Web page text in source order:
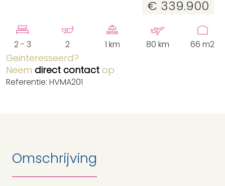
€ 339.900
2 - 3 2 1 km 80 km 66 m2
Geinteresseerd?
Neem direct contact op
Referentie: HVMA201
Omschrijving